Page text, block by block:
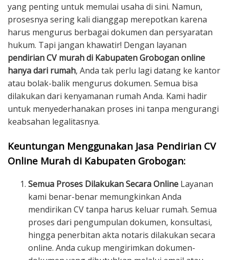
yang penting untuk memulai usaha di sini. Namun,
prosesnya sering kali dianggap merepotkan karena
harus mengurus berbagai dokumen dan persyaratan
hukum. Tapi jangan khawatir! Dengan layanan
pendirian CV murah di Kabupaten Grobogan online
hanya dari rumah, Anda tak perlu lagi datang ke kantor
atau bolak-balik mengurus dokumen. Semua bisa
dilakukan dari kenyamanan rumah Anda. Kami hadir
untuk menyederhanakan proses ini tanpa mengurangi
keabsahan legalitasnya.
Keuntungan Menggunakan Jasa Pendirian CV
Online Murah di Kabupaten Grobogan:
Semua Proses Dilakukan Secara Online Layanan
kami benar-benar memungkinkan Anda
mendirikan CV tanpa harus keluar rumah. Semua
proses dari pengumpulan dokumen, konsultasi,
hingga penerbitan akta notaris dilakukan secara
online. Anda cukup mengirimkan dokumen-